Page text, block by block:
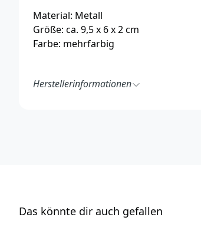
Material: Metall
Größe: ca. 9,5 x 6 x 2 cm
Farbe: mehrfarbig
Herstellerinformationen
Das könnte dir auch gefallen